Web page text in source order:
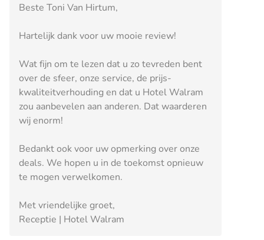
Beste Toni Van Hirtum,
Hartelijk dank voor uw mooie review!
Wat fijn om te lezen dat u zo tevreden bent
over de sfeer, onze service, de prijs-
kwaliteitverhouding en dat u Hotel Walram
zou aanbevelen aan anderen. Dat waarderen
wij enorm!
Bedankt ook voor uw opmerking over onze
deals. We hopen u in de toekomst opnieuw
te mogen verwelkomen.
Met vriendelijke groet,
Receptie | Hotel Walram